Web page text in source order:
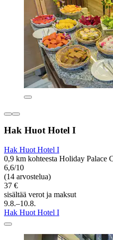
Hak Huot Hotel I
Hak Huot Hotel I
0,9 km kohteesta Holiday Palace
6,6/10
(14 arvostelua)
37 €
sisältää verot ja maksut
9.8.–10.8.
Hak Huot Hotel I